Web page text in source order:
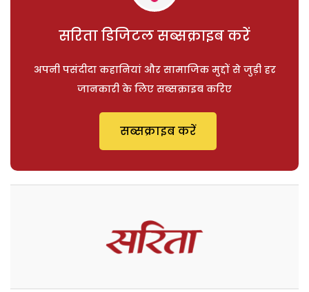
सरिता डिजिटल सब्सक्राइब करें
अपनी पसंदीदा कहानियां और सामाजिक मुद्दों से जुड़ी हर
जानकारी के लिए सब्सक्राइब करिए
सब्सक्राइब करें